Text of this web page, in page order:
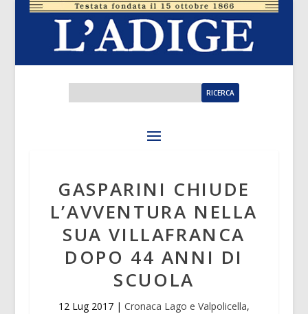
GASPARINI CHIUDE
L’AVVENTURA NELLA
SUA VILLAFRANCA
DOPO 44 ANNI DI
SCUOLA
12 Lug 2017| Cronaca Lago e Valpolicella,